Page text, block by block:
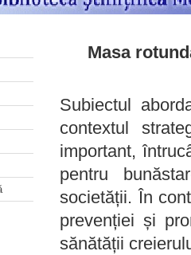
Masa
Subiectul
contextul
important,
pentru
societății. În
prevenției și
sănătății